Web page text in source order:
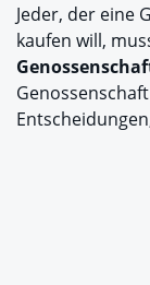
Jeder, der eine
kaufen will,